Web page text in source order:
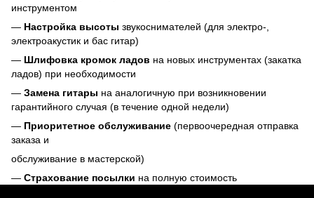
инструментом
— Настройка высоты звукоснимателей (для электро-,
электроакустик и бас гитар)
— Шлифовка кромок ладов на новых инструментах (закатка
ладов) при необходимости
— Замена гитары на аналогичную при возникновении
гарантийного случая (в течение одной недели)
— Приоритетное обслуживание (первоочередная отправка
заказа и
обслуживание в мастерской)
— Страхование посылки на полную стоимость